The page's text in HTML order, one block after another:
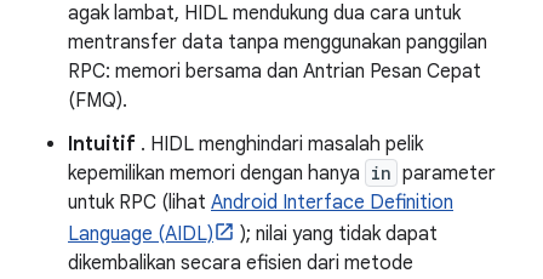
agak lambat, HIDL mendukung dua cara untuk
mentransfer data tanpa menggunakan panggilan
RPC: memori bersama dan Antrian Pesan Cepat
(FMQ).
Intuitif . HIDL menghindari masalah pelik
kepemilikan memori dengan hanya in parameter
untuk RPC (lihat Android Interface Definition
Language (AIDL)
); nilai yang tidak dapat
dikembalikan secara efisien dari metode